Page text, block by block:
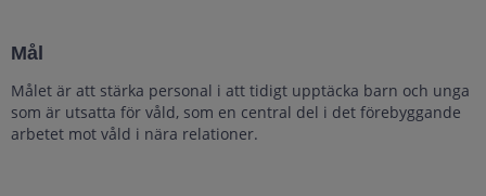
Mål
Målet är att stärka personal i att tidigt upptäcka barn och unga
som är utsatta för våld, som en central del i det förebyggande
arbetet mot våld i nära relationer.